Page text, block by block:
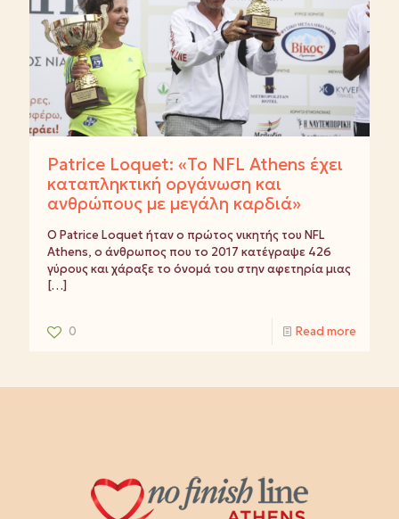
Patrice Loquet: «Το NFL Athens έχει
καταπληκτική οργάνωση και
ανθρώπους με μεγάλη καρδιά»
Ο Patrice Loquet ήταν ο πρώτος νικητής του NFL
Athens, ο άνθρωπος που το 2017 κατέγραψε 426
γύρους και χάραξε το όνομά του στην αφετηρία μιας
[…]
0 Read more